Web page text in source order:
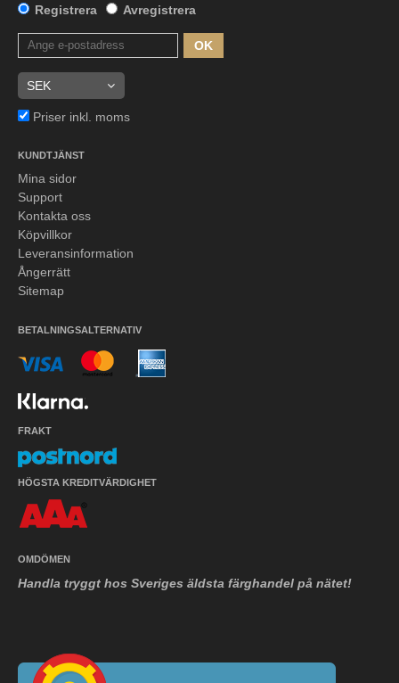
Registrera Avregistrera
OK
Priser inkl. moms
KUNDTJÄNST
Mina sidor
Support
Kontakta oss
Köpvillkor
Leveransinformation
Ångerrätt
Sitemap
BETALNINGSALTERNATIV
FRAKT
HÖGSTA KREDITVÄRDIGHET
OMDÖMEN
Handla tryggt hos Sveriges äldsta färghandel på nätet!